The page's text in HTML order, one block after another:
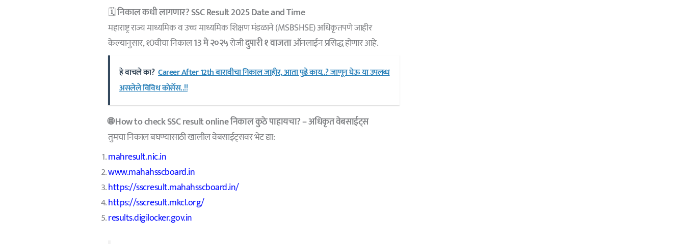
🗓️निकाल कधी लागणार?SSC Result 2025 Date and Time
महाराष्ट्र राज्य माध्यमिक व उच्च माध्यमिक शिक्षण मंडळाने (MSBSHSE) अधिकृतपणे जाहीर
केल्यानुसार, १0वीचा निकाल13 मे २०२५रोजीदुपारी १ वाजताऑनलाईन प्रसिद्ध होणार आहे.
हे वाचले का? Career After 12th बारावीचा निकाल जाहीर, आता पुढे काय..? जाणून घेऊ या उपलब्ध
असलेले विविध कोर्सेस..!!
🌐 How to check SSC result online निकाल कुठे पाहायचा? – अधिकृत वेबसाईट्स
तुमचा निकाल बघण्यासाठी खालील वेबसाईट्सवर भेट द्या:
mahresult.nic.in
www.mahahsscboard.in
https://sscresult.mahahsscboard.in/
https://sscresult.mkcl.org/
results.digilocker.gov.in